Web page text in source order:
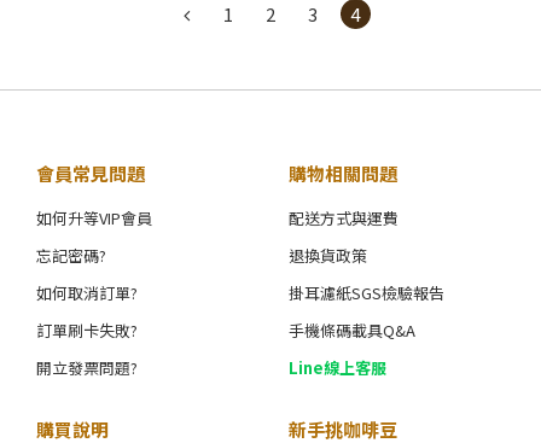
1 2 3 4
會員常見問題
如何升等VIP會員
忘記密碼?
如何取消訂單?
訂單刷卡失敗?
開立發票問題?
購物相關問題
配送方式與運費
退換貨政策
掛耳濾紙SGS檢驗報告
手機條碼載具Q&A
Line線上客服
購買說明 新手挑咖啡豆